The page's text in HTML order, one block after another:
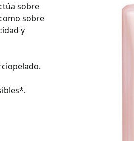
sobre
sobre
y